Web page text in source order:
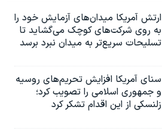
ارتش آمریکا میدان‌های آزمایش خود را
به روی شرکت‌های کوچک می‌گشاید تا
تسلیحات سریع‌تر به میدان نبرد برسد
سنای آمریکا افزایش تحریم‌های روسیه
و جمهوری اسلامی را تصویب کرد؛
زلنسکی از این اقدام تشکر کرد